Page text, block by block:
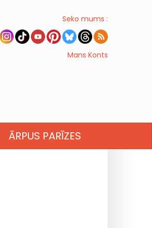
Seko mums :
Mans Konts
ĀRPUS PARĪZES